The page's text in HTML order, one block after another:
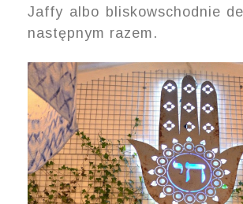
Jaffy albo bliskowschodnie
następnym razem.